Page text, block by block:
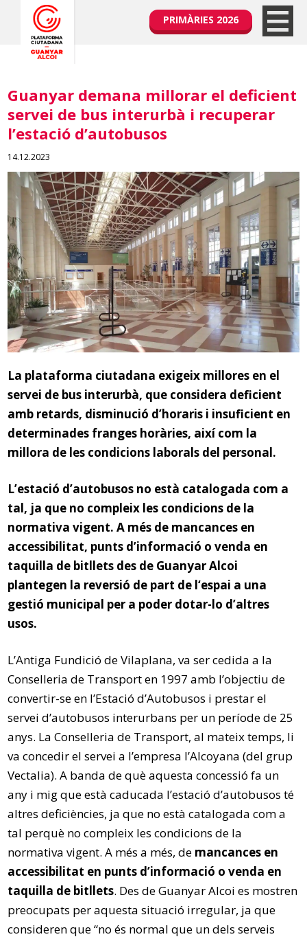
PRIMÀRIES 2026
Guanyar demana millorar el deficient
servei de bus interurbà i recuperar
l’estació d’autobusos
14.12.2023
La plataforma ciutadana exigeix millores en el
servei de bus interurbà, que considera deficient
amb retards, disminució d’horaris i insuficient en
determinades franges horàries, així com la
millora de les condicions laborals del personal.
L’estació d’autobusos no està catalogada com a
tal, ja que no compleix les condicions de la
normativa vigent. A més de mancances en
accessibilitat, punts d’informació o venda en
taquilla de bitllets des de Guanyar Alcoi
plantegen la reversió de part de l‘espai a una
gestió municipal per a poder dotar-lo d’altres
usos.
L’Antiga Fundició de Vilaplana, va ser cedida a la
Conselleria de Transport en 1997 amb l’objectiu de
convertir-se en l’Estació d’Autobusos i prestar el
servei d’autobusos interurbans per un període de 25
anys. La Conselleria de Transport, al mateix temps, li
va concedir el servei a l’empresa l’Alcoyana (del grup
Vectalia). A banda de què aquesta concessió fa un
any i mig que està caducada l’estació d’autobusos té
altres deficiències, ja que no està catalogada com a
tal perquè no compleix les condicions de la
normativa vigent. A més a més, de mancances en
accessibilitat en punts d’informació o venda en
taquilla de bitllets. Des de Guanyar Alcoi es mostren
preocupats per aquesta situació irregular, ja que
consideren que “no és normal que un dels serveis